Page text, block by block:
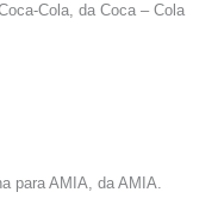
Cola, da Coca – Cola
para AMIA, da AMIA.